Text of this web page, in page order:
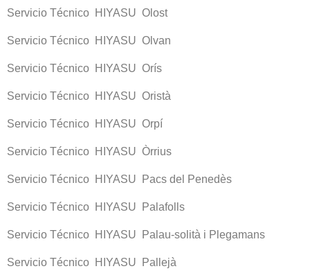
Servicio Técnico HIYASU Olost
Servicio Técnico HIYASU Olvan
Servicio Técnico HIYASU Orís
Servicio Técnico HIYASU Oristà
Servicio Técnico HIYASU Orpí
Servicio Técnico HIYASU Òrrius
Servicio Técnico HIYASU Pacs del Penedès
Servicio Técnico HIYASU Palafolls
Servicio Técnico HIYASU Palau-solità i Plegamans
Servicio Técnico HIYASU Pallejà